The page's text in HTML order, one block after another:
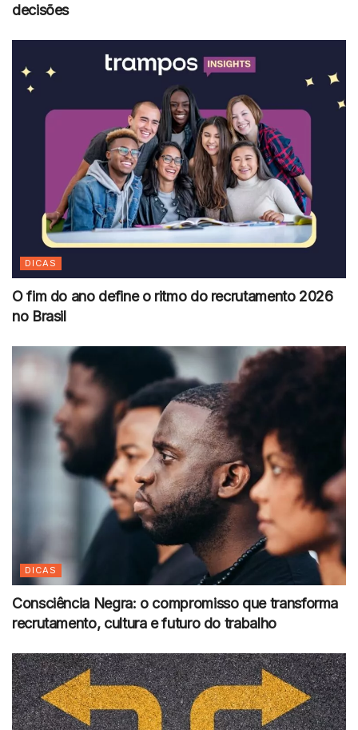
decisões
DICAS
O fim do ano define o ritmo do recrutamento 2026
no Brasil
DICAS
Consciência Negra: o compromisso que transforma
recrutamento, cultura e futuro do trabalho